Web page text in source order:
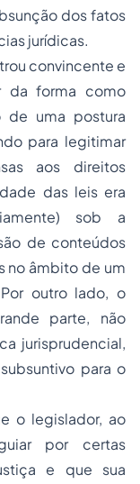
dos fatos
jurídicas.
convincente e
da forma como
de uma postura
para legitimar
aos direitos
das leis era
sob a
de conteúdos
no âmbito de um
outro lado, o
parte, não
jurisprudencial,
para o
o legislador, ao
por certas
e que sua